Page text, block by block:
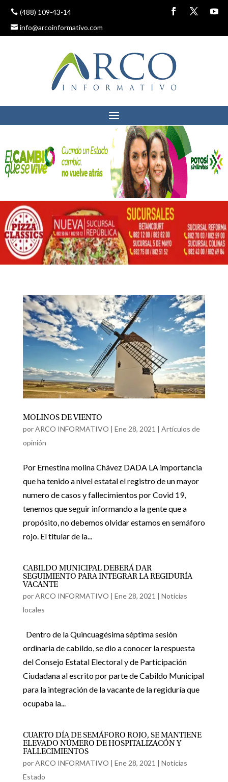
(488) 109-43-14
info@arcoinformativo.com
MOLINOS DE VIENTO
porARCO INFORMATIVO | Ene 28, 2021 | Artículos de
opinión
Por Ernestina molina Chávez DADA LA importancia
que ha tenido a nivel estatal el registro de un mayor
numero de casos y fallecimientos por Covid 19,
tenemos que seguir informando a la gente que a
propósito, no debemos olvidar estamos en semáforo
rojo. El titular de la...
CABILDO MUNICIPAL DEBERÁ DAR
SEGUIMIENTO PARA INTEGRAR LA REGIDURÍA
VACANTE
porARCO INFORMATIVO | Ene 28, 2021 | Noticias
locales
Dentro de la Quincuagésima séptima sesión
ordinaria de cabildo, se dio a conocer la respuesta
del Consejo Estatal Electoral y de Participación
Ciudadana al escrito por parte de Cabildo Municipal
para la integración de la vacante de la regiduría que
ocupaba la...
CUARTO DÍA DE SEMÁFORO ROJO, SE MANTIENE
ELEVADO NÚMERO DE HOSPITALIZACÓN Y
FALLECIMIENTOS
porARCO INFORMATIVO | Ene 28, 2021 | Noticias
Estado